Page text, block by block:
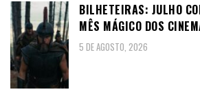
BILHETEIRAS: JULHO
MÊS MÁGICO DOS
5 DE AGOSTO, 2026